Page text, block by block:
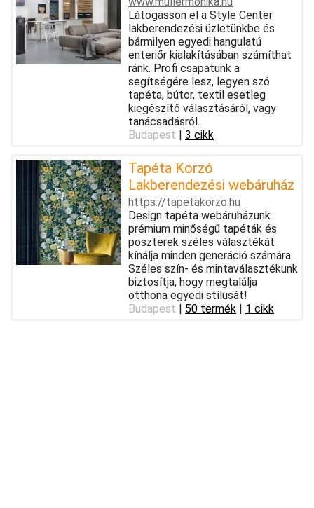
Látogasson el a Style Center
lakberendezési üzletünkbe és
bármilyen egyedi hangulatú
enteriőr kialakításában számíthat
ránk. Profi csapatunk a
segítségére lesz, legyen szó
tapéta, bútor, textil esetleg
kiegészítő választásáról, vagy
tanácsadásról.
Budapest | 3 cikk
Tapéta Korzó
Lakberendezési webáruház
https://tapetakorzo.hu
Design tapéta webáruházunk
prémium minőségű tapéták és
poszterek széles választékát
kínálja minden generáció számára.
Széles szín- és mintaválasztékunk
biztosítja, hogy megtalálja
otthona egyedi stílusát!
Budapest | 50 termék | 1 cikk